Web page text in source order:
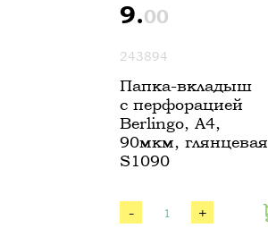
9.00
243894
Папка-вкладыш
с перфорацией
Berlingo, А4,
90мкм, глянцевая
S1090
- +